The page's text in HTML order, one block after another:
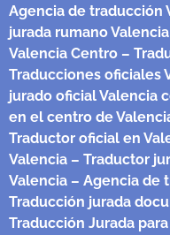
Agencia de traducción
jurada rumano
Valencia Centro –
Traducciones oficiales
jurado oficial Valencia
en el centro de
Traductor oficial en
Valencia – Traductor
Valencia – Agencia de
Traducción jurada
Traducción Jurada